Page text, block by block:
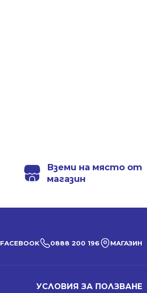
Вземи на място от
магазин
FACEBOOK 0888 200 196 МАГАЗИН
УСЛОВИЯ ЗА ПОЛЗВАНЕ